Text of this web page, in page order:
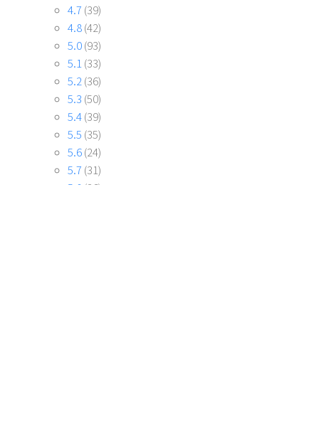
4.7 (39)
4.8(42)
5.0(93)
5.1 (33)
5.2 (36)
5.3 (50)
5.4(39)
5.5 (35)
5.6(24)
5.7 (31)
5.8 (26)